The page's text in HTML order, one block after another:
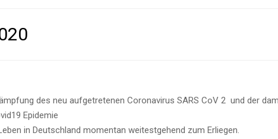
des neu aufgetretenen Coronavirus SARS CoV 2 und der
Epidemie
in Deutschland momentan weitestgehend zum Erliegen.